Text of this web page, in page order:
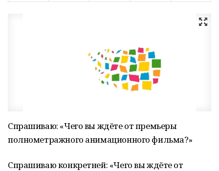
Спрашиваю: «Чего вы ждёте от премьеры
полнометражного анимационного фильма?»
Спрашиваю конкретней: «Чего вы ждёте от